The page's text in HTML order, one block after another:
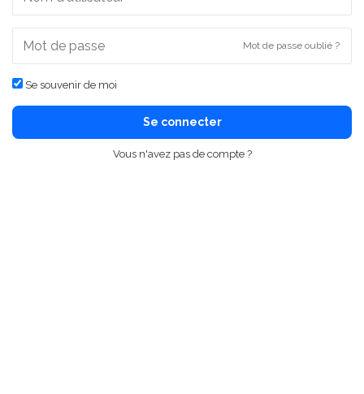
Mot de passe oublié ?
Se souvenir de moi
Se connecter
Vous n'avez pas de compte ?